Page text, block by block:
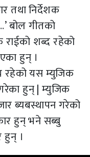
तथा निर्देशक
बोल गीतको
राईको शब्द रहेको
हुन् ।
रहेको यस म्युजिक
हुन् | म्युजिक
ब्यबस्थापन गरेको
हुन् भने सब्बु
।